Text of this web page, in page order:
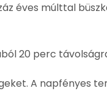
éves múlttal
20 perc
A napfényes